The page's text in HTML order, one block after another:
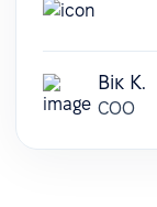
Вік К.
COO